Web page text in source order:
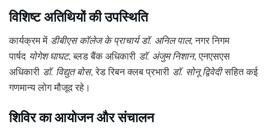
विशिष्ट अतिथियों की उपस्थिति
कार्यक्रम में डीबीएस कॉलेज के प्राचार्य डॉ. अनिल पाल, नगर निगम
पार्षद योगेश घाघट, ब्लड बैंक अधिकारी डॉ. अंजुम निशान, एनएसएस
अधिकारी डॉ. विद्युत बोस, रेड रिबन क्लब प्रभारी डॉ. सोनू द्विवेदीसहित कई
गणमान्य लोग मौजूद रहे।
शिविर का आयोजन और संचालन